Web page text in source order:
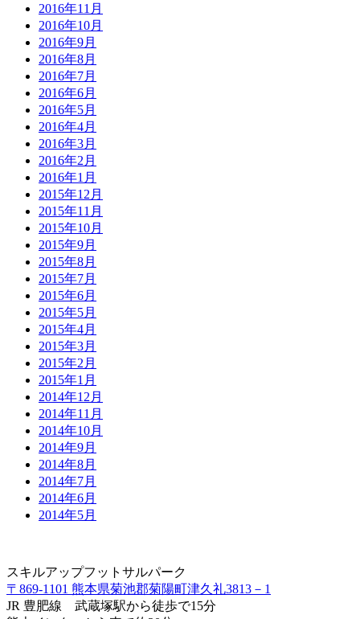
2016年11月
2016年10月
2016年9月
2016年8月
2016年7月
2016年6月
2016年5月
2016年4月
2016年3月
2016年2月
2016年1月
2015年12月
2015年11月
2015年10月
2015年9月
2015年8月
2015年7月
2015年6月
2015年5月
2015年4月
2015年3月
2015年2月
2015年1月
2014年12月
2014年11月
2014年10月
2014年9月
2014年8月
2014年7月
2014年6月
2014年5月
スキルアップフットサルパーク
〒869-1101 熊本県菊池郡菊陽町津久礼3813－1
JR 豊肥線 武蔵塚駅から徒歩で15分